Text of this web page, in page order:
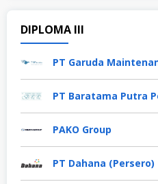
DIPLOMA III
PT Garuda
PT Baratama Putra
PAKO Group
PT Dahana (Persero)